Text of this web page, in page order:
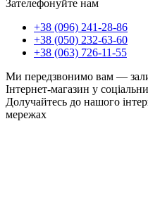
Зателефонуйте нам
+38 (096) 241-28-86
+38 (050) 232-63-60
+38 (063) 726-11-55
Ми передзвонимо вам —
Інтернет-магазин у
Долучайтесь до нашого
мережах